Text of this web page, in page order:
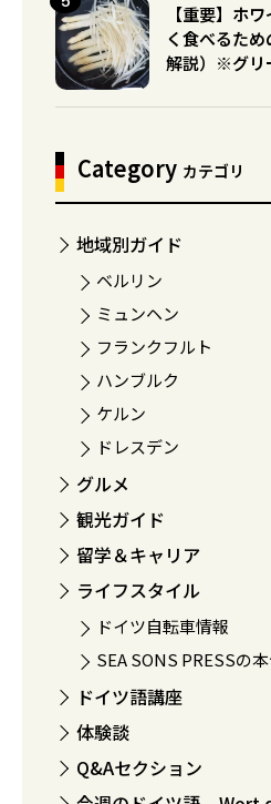
【重要】ホ
く食べるた
解説）※グリ
Category カテゴリ
地域別ガイド
ベルリン
ミュンヘン
フランクフルト
ハンブルク
ケルン
ドレスデン
グルメ
観光ガイド
留学＆キャリア
ライフスタイル
ドイツ自転車情報
SEA SONS PRESSの
ドイツ語講座
体験談
Q&Aセクション